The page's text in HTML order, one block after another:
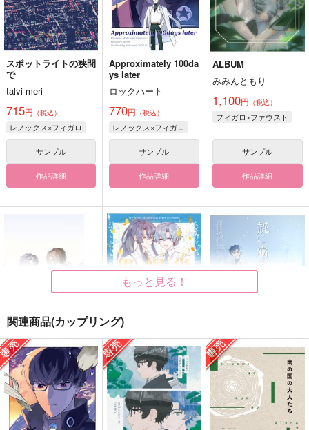
スポットライトの狭間
で
talvi meri
715円 （税込）
レノックス×フィガロ
サンプル
作品詳細
Approximately 100da
ys later
ロックハート
770円 （税込）
レノックス×フィガロ
サンプル
作品詳細
ALBUM
みみんともり
1,100円 （税込）
フィガロ×ファウスト
サンプル
作品詳細
aurora
皐月晴れ
1,572円 （税込）
フィガロ×ファウスト
幾星霜の想いの果てで
Calcite
472円（税込）
オズ×フィガロ
瓶に宿る雪
ご飯食べたい
865 円（税込）
フィガロ
もっと見る！
関連商品(カップリング)